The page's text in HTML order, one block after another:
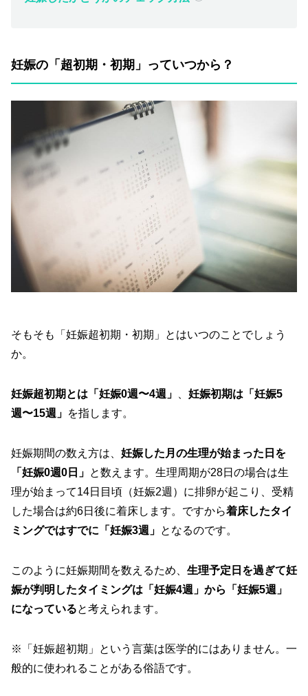
妊娠の「超初期・初期」っていつから？
そもそも「妊娠超初期・初期」とはいつのことでしょう
か。
妊娠超初期とは「妊娠0週〜4週」
妊娠初期は「妊娠5
週〜15週」 を指します。
妊娠期間の数え方は、 妊娠した月の生理が始まった日を
「妊娠0週0日」 と数えます。生理周期が28日の場合は生
理が始まって14日目頃（妊娠2週）に排卵が起こり、受精
した場合は約6日後に着床します。ですから着床したタイ
ミングではすでに「妊娠3週」 となるのです。
このように妊娠期間を数えるため、 生理予定日を過ぎて妊
娠が判明したタイミングは「妊娠4週」から「妊娠5週」
になっていると考えられます。
※「妊娠超初期」という言葉は医学的にはありません。一
般的に使われることがある俗語です。